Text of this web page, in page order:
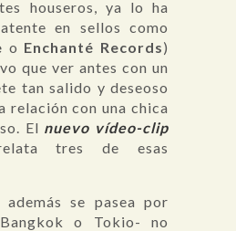
houseros, ya lo ha
en sellos como
o Enchanté Records)
que ver antes con un
tan salido y deseoso
relación con una chica
El nuevo vídeo-clip
tres de esas
se pasea por
o Tokio- no